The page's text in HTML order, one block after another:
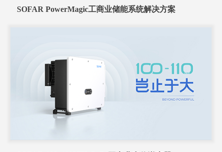
SOFAR PowerMagic工商业储能系统解决方案